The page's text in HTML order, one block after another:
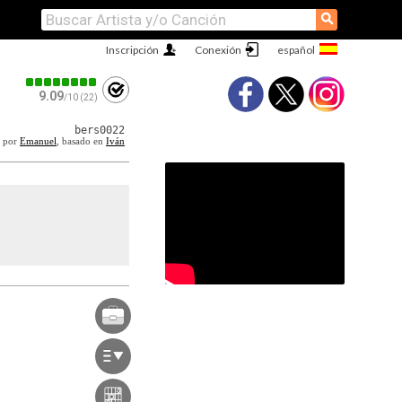
⚲
Conexión
Inscripción
9.09/10 (22)
bers0022
por Emanuel , basado en Iván